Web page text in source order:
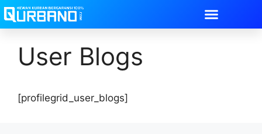
User Blogs
[profilegrid_user_blogs]